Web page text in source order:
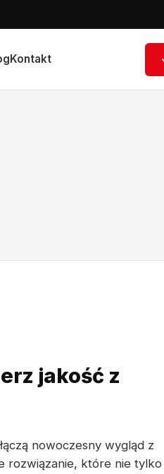
Kontakt
jakość z
nowoczesny wygląd z
rozwiązanie, które nie tylko